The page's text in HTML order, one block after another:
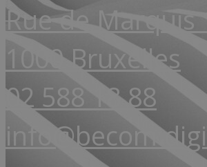
Rue de Marquis 1
1000 Bruxelles
02 588 18 88